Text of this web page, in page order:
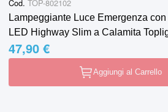
Cod. TOP-802102
Lampeggiante Luce Emergenza
LED Highway Slim a Calamita
47,90 €
Aggiungi al Carrello